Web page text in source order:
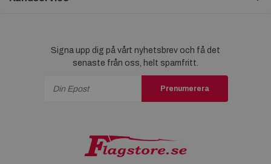
Signa upp dig på vårt nyhetsbrev och få det
senaste från oss, helt spamfritt.
Prenumerera